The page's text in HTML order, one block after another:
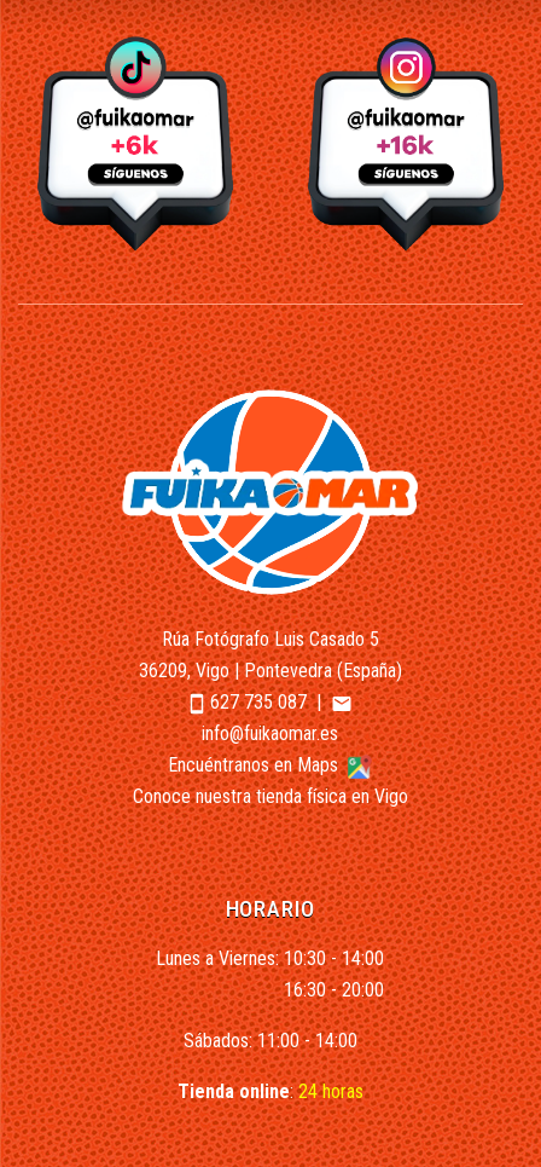
Rúa Fotógrafo Luis Casado 5
36209, Vigo | Pontevedra (España)
smartphone627 735 087|email
info@fuikaomar.es
Encuéntranos en Maps
Conoce nuestra tienda física en Vigo
HORARIO
Lunes a Viernes: 10:30 - 14:00
16:30 - 20:00
Sábados: 11:00 - 14:00
Tienda online:24 horas